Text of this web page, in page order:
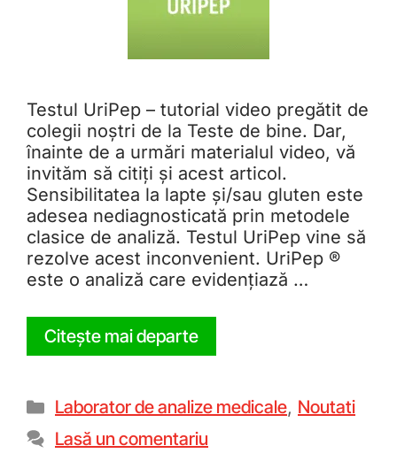
Testul UriPep – tutorial video pregătit de
colegii noștri de la Teste de bine. Dar,
înainte de a urmări materialul video, vă
invităm să citiți și acest articol.
Sensibilitatea la lapte și/sau gluten este
adesea nediagnosticată prin metodele
clasice de analiză. Testul UriPep vine să
rezolve acest inconvenient. UriPep ®
este o analiză care evidențiază …
Citește mai departe
Laborator de analize medicale, Noutati
Lasă un comentariu